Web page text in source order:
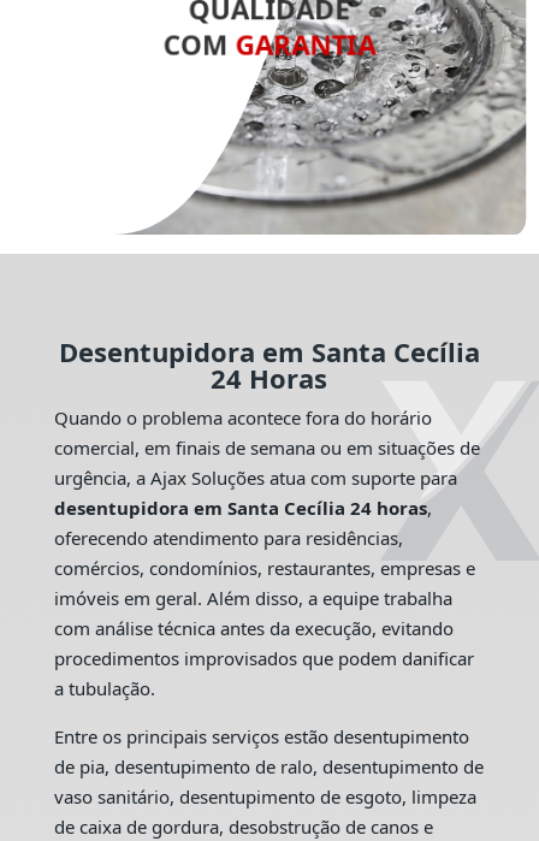
QUALIDADE
COM GARANTIA
Desentupidora em Santa Cecília
24 Horas
Quando o problema acontece fora do horário
comercial, em finais de semana ou em situações de
urgência, a Ajax Soluções atua com suporte para
desentupidora em Santa Cecília 24 horas,
oferecendo atendimento para residências,
comércios, condomínios, restaurantes, empresas e
imóveis em geral. Além disso, a equipe trabalha
com análise técnica antes da execução, evitando
procedimentos improvisados que podem danificar
a tubulação.
Entre os principais serviços estão desentupimento
de pia, desentupimento de ralo, desentupimento de
vaso sanitário, desentupimento de esgoto, limpeza
de caixa de gordura, desobstrução de canos e